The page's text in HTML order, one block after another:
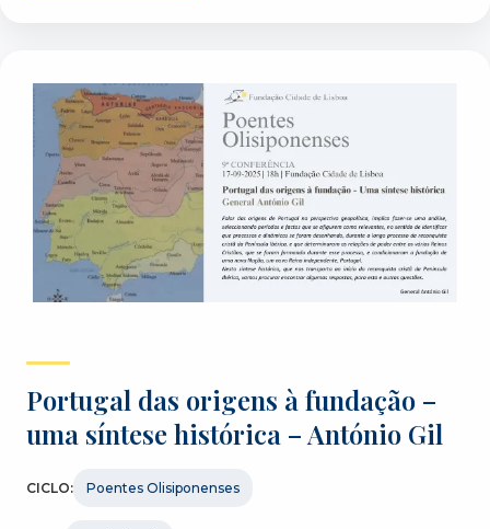
Portugal das origens à fundação –
uma síntese histórica – António Gil
CICLO: Poentes Olisiponenses